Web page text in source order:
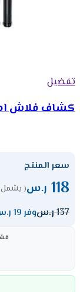
تفضيل
كشاف فلاش
سعر المنتج
118 ر.س( يشمل
137ر.سوفر 19 ر.س